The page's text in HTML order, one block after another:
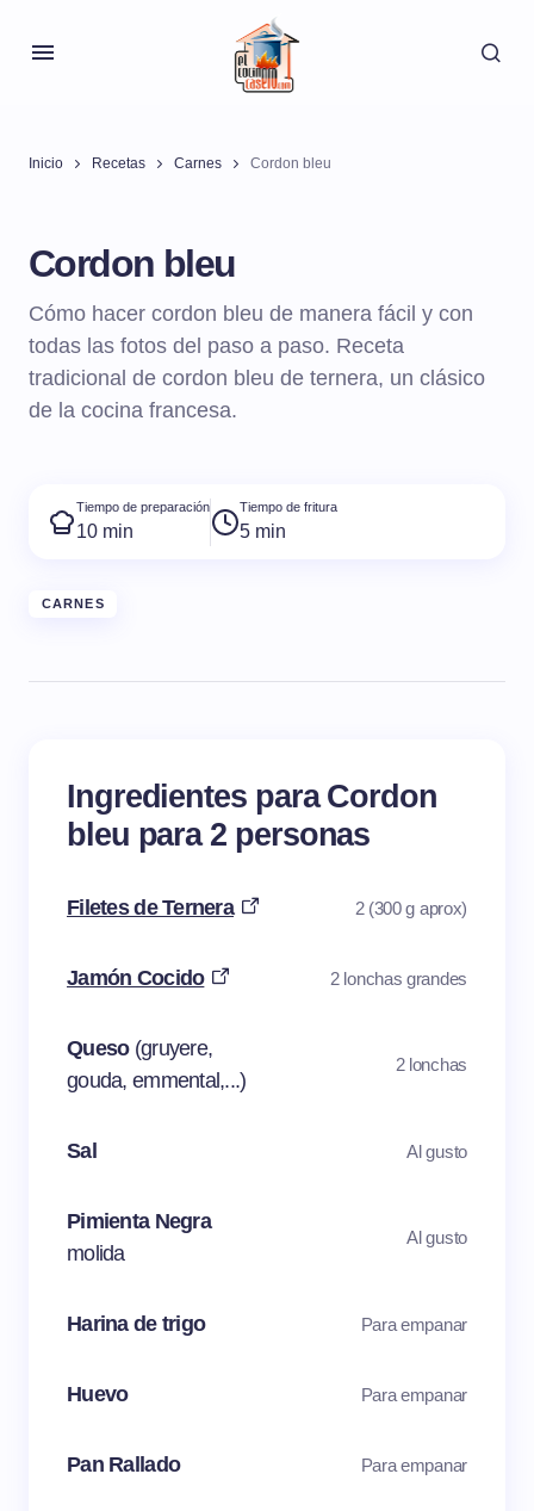
Inicio Recetas Carnes Cordon bleu
Cordon bleu
Cómo hacer cordon bleu de manera fácil y con
todas las fotos del paso a paso. Receta
tradicional de cordon bleu de ternera, un clásico
de la cocina francesa.
Tiempo de preparación
10 min
Tiempo de fritura
5 min
CARNES
Ingredientes para Cordon
bleu para 2 personas
Filetes de Ternera 2 (300 g aprox)
Jamón Cocido 2 lonchas grandes
Queso (gruyere,
gouda, emmental,...)
2 lonchas
Sal Al gusto
Pimienta Negra
molida
Al gusto
Harina de trigo Para empanar
Huevo Para empanar
Pan Rallado Para empanar